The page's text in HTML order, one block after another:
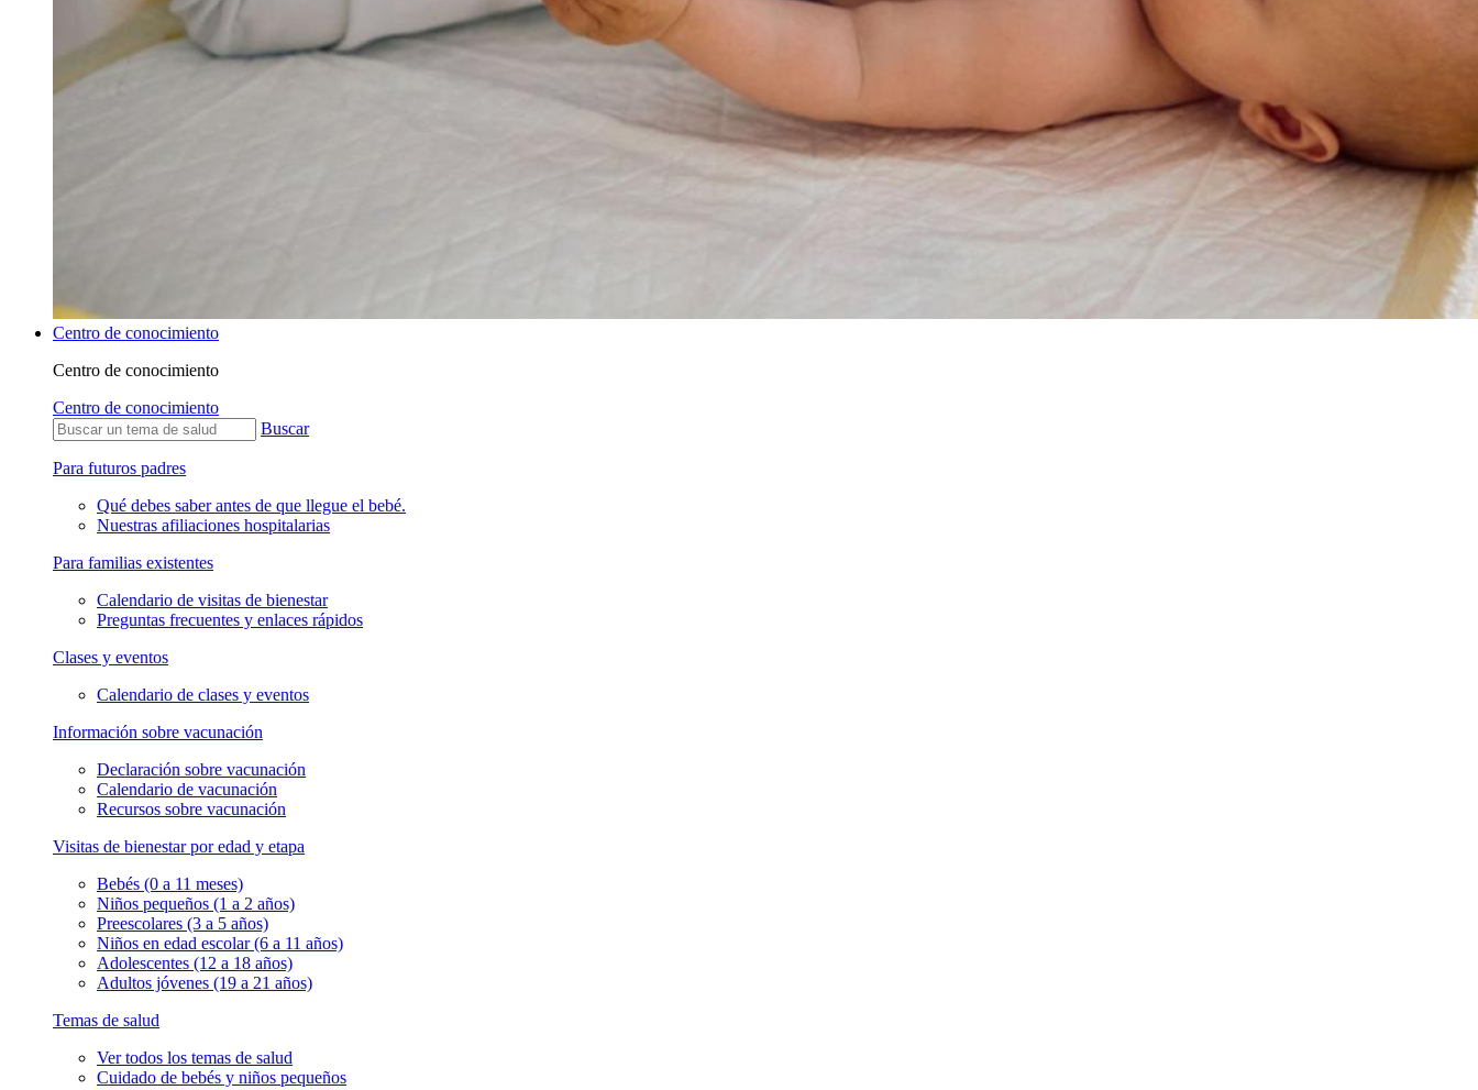
Centro de conocimiento
Centro de conocimiento
Centro de conocimiento
Buscar
Para futuros padres
Qué debes saber antes de que llegue el bebé.
Nuestras afiliaciones hospitalarias
Para familias existentes
Calendario de visitas de bienestar
Preguntas frecuentes y enlaces rápidos
Clases y eventos
Calendario de clases y eventos
Información sobre vacunación
Declaración sobre vacunación
Calendario de vacunación
Recursos sobre vacunación
Visitas de bienestar por edad y etapa
Bebés (0 a 11 meses)
Niños pequeños (1 a 2 años)
Preescolares (3 a 5 años)
Niños en edad escolar (6 a 11 años)
Adolescentes (12 a 18 años)
Adultos jóvenes (19 a 21 años)
Temas de salud
Ver todos los temas de salud
Cuidado de bebés y niños pequeños